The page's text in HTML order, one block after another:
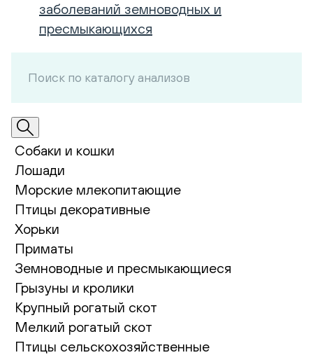
заболеваний земноводных и
пресмыкающихся
Собаки и кошки
Лошади
Морские млекопитающие
Птицы декоративные
Хорьки
Приматы
Земноводные и пресмыкающиеся
Грызуны и кролики
Крупный рогатый скот
Мелкий рогатый скот
Птицы сельскохозяйственные